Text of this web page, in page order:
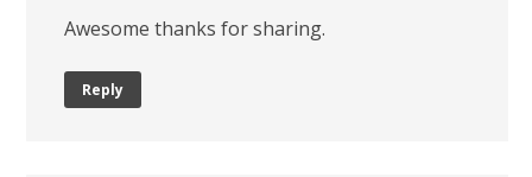
Awesome thanks for sharing.
Reply